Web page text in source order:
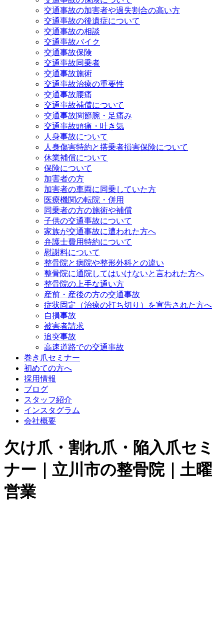
交通事故の加害者や過失割合の高い方
交通事故の後遺症について
交通事故の相談
交通事故バイク
交通事故保険
交通事故同乗者
交通事故施術
交通事故治療の重要性
交通事故腰痛
交通事故補償について
交通事故関節腕・足痛み
交通事故頭痛・吐き気
人身事故について
人身傷害特約と搭乗者損害保険について
休業補償について
保険について
加害者の方
加害者の車両に同乗していた方
医療機関の転院・併用
同乗者の方の施術や補償
子供の交通事故について
家族が交通事故に遭われた方へ
弁護士費用特約について
慰謝料について
整骨院と病院や整形外科との違い
整骨院に通院してはいけないと言われた方へ
整骨院の上手な通い方
産前・産後の方の交通事故
症状固定（治療の打ち切り）を宣告された方へ
自損事故
被害者請求
追突事故
高速道路での交通事故
巻き爪セミナー
初めての方へ
採用情報
ブログ
スタッフ紹介
インスタグラム
会社概要
欠け爪・割れ爪・陥入爪セミ
ナー｜立川市の整骨院｜土曜
営業